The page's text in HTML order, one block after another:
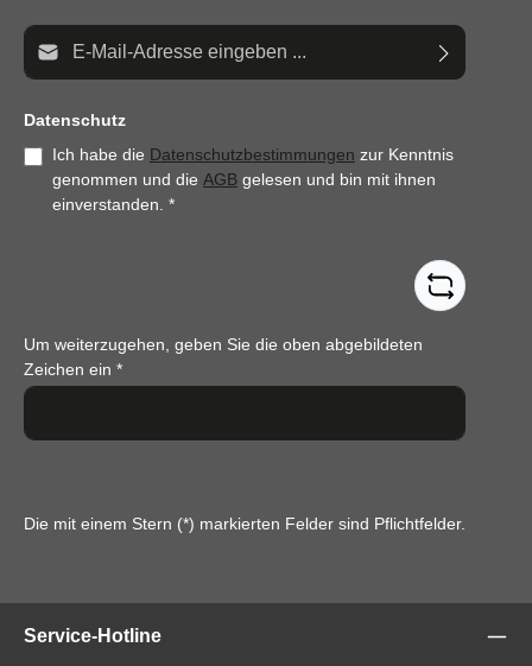
E-Mail-Adresse*
Datenschutz
Ich habe die Datenschutzbestimmungen zur Kenntnis
genommen und die AGB gelesen und bin mit ihnen
einverstanden. *
Um weiterzugehen, geben Sie die oben abgebildeten
Zeichen ein *
Die mit einem Stern (*) markierten Felder sind Pflichtfelder.
Service-Hotline